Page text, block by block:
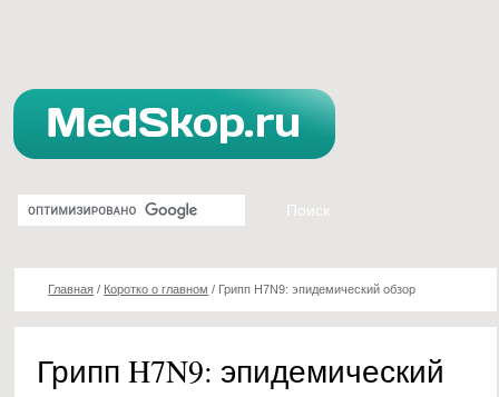
Главная / Коротко о главном / Грипп H7N9: эпидемический обзор
Грипп H7N9: эпидемический